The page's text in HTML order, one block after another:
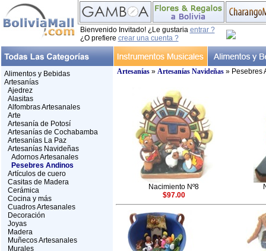
Bienvenido Invitado! ¿Le gustaria entrar ?
¿O prefiere crear una cuenta ?
Alimentos y Bebidas
Artesanías
Ajedrez
Alasitas
Alfombras Artesanales
Arte
Artesanía de Potosí
Artesanías de Cochabamba
Artesanías La Paz
Artesanías Navideñas
Adornos Artesanales
Pesebres Andinos
Artículos de cuero
Casitas de Madera
Cerámica
Cocina y más
Cuadros Artesanales
Decoración
Joyas
Madera
Muñecos Artesanales
Murales
Artesanías» Artesanías Navideñas» Pesebres
Nacimiento Nº8
$97.00